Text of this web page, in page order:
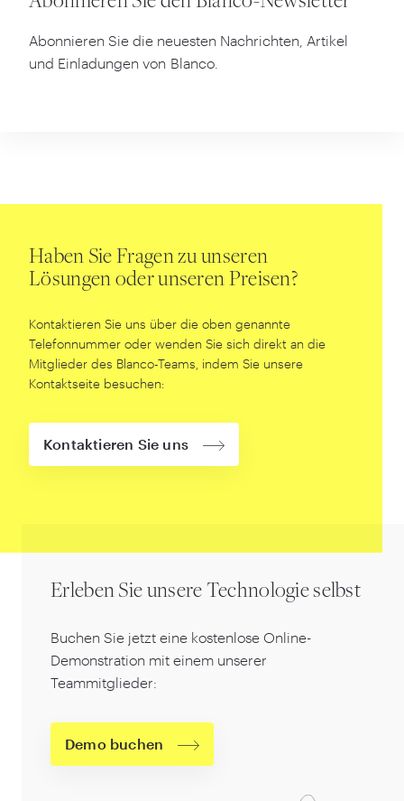
Abonnieren Sie die neuesten Nachrichten, Artikel
und Einladungen von Blanco.
Haben Sie Fragen zu unseren
Lösungen oder unseren Preisen?
Kontaktieren Sie uns über die oben genannte
Telefonnummer oder wenden Sie sich direkt an die
Mitglieder des Blanco-Teams, indem Sie unsere
Kontaktseite besuchen:
Kontaktieren Sie uns
Erleben Sie unsere Technologie selbst
Buchen Sie jetzt eine kostenlose Online-
Demonstration mit einem unserer
Teammitglieder:
Demo buchen